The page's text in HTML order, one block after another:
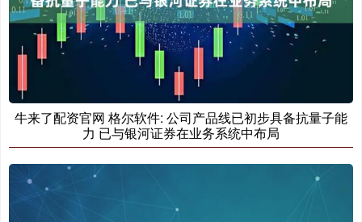
牛来了配资官网 格尔软件: 公司产品线已初步具备抗量子能
力 已与银河证券在业务系统中布局